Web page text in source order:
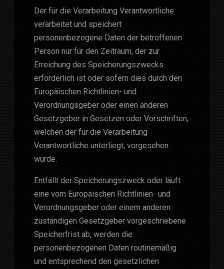
Der für die Verarbeitung Verantwortliche
verarbeitet und speichert
personenbezogene Daten der betroffenen
Person nur für den Zeitraum, der zur
Erreichung des Speicherungszwecks
erforderlich ist oder sofern dies durch den
Europäischen Richtlinien- und
Verordnungsgeber oder einen anderen
Gesetzgeber in Gesetzen oder Vorschriften,
welchen der für die Verarbeitung
Verantwortliche unterliegt, vorgesehen
wurde.
Entfällt der Speicherungszweck oder läuft
eine vom Europäischen Richtlinien- und
Verordnungsgeber oder einem anderen
zuständigen Gesetzgeber vorgeschriebene
Speicherfrist ab, werden die
personenbezogenen Daten routinemäßig
und entsprechend den gesetzlichen